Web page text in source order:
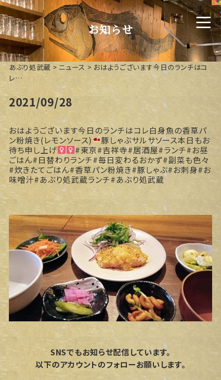
お知らせ
あぶり処武蔵> ニュース > おはようございます今日のランチはコ
レ️…
2021/09/28
おはようございます今日のランチはコレ白身魚の香草パ
ン粉焼き(レモンソース)
豚しゃぶサルサソース本日もお
待ち申し上げ‍
#東京#吉祥寺#居酒屋#ランチ#お昼
ごはん#日替わりランチ#毎日変わるおかず#副菜も色々
#炊きたてごはん#香草パン粉焼き#豚しゃぶ#お刺身#お
味噌汁#あぶり処武蔵ランチ#あぶり処武蔵
SNSでもお知らせ配信しています。
以下のアカウントのフォローお願いします。